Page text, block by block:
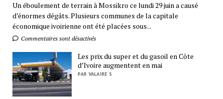
Un éboulement de terrain à Mossikro ce lundi 29 juin a causé
d’énormes dégâts. Plusieurs communes de la capitale
économique ivoirienne ont été placées sous...
Commentaires sont désactivés
Les prix du super et du gasoil en Côte
d’Ivoire augmentent en mai
PAR VALAIRE S